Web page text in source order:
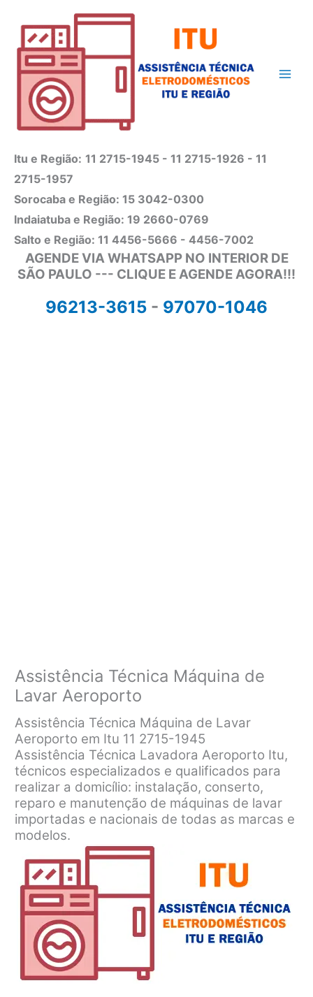
conteúdo
Itu e Região: 11 2715-1945 - 11 2715-1926 - 11
2715-1957
Sorocaba e Região: 15 3042-0300
Indaiatuba e Região: 19 2660-0769
Salto e Região: 11 4456-5666 - 4456-7002
AGENDE VIA WHATSAPP NO INTERIOR DE
SÃO PAULO --- CLIQUE E AGENDE AGORA!!!
96213-3615 - 97070-1046
Assistência Técnica Máquina de
Lavar Aeroporto
Assistência Técnica Máquina de Lavar
Aeroporto em Itu 11 2715-1945
Assistência Técnica Lavadora Aeroporto Itu,
técnicos especializados e qualificados para
realizar a domicílio: instalação, conserto,
reparo e manutenção de máquinas de lavar
importadas e nacionais de todas as marcas e
modelos.